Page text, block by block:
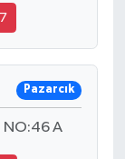
Pazarcık
NO:46 A